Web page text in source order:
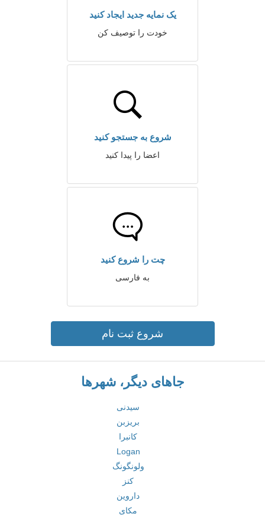
یک نمایه جدید ایجاد کنید
خودت را توصیف کن
شروع به جستجو کنید
اعضا را پیدا کنید
چت را شروع کنید
به فارسی
شروع ثبت نام
جاهای دیگر، شهرها
سیدنی
بریزبن
کانبرا
Logan
ولونگونگ
کنز
داروین
مکای